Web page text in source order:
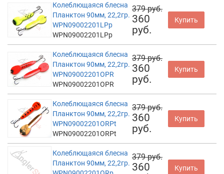
Колеблющаяся блесна
Планктон 90мм, 22,2гр.
WPN09002201LPp
WPN09002201LPp
379 руб.
360
руб.
Купить
Колеблющаяся блесна
Планктон 90мм, 22,2гр.
WPN09002201OPR
WPN09002201OPR
379 руб.
360
руб.
Купить
Колеблющаяся блесна
Планктон 90мм, 22,2гр.
WPN09002201ORPt
WPN09002201ORPt
379 руб.
360
руб.
Купить
Колеблющаяся блесна
Планктон 90мм, 22,2гр.
379 руб.
360
Купить